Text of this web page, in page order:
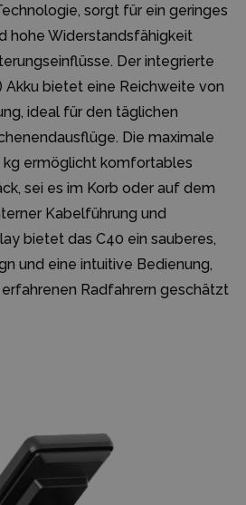
sorgt für ein geringes
hohe Widerstandsfähigkeit
Der integrierte
Akku bietet eine Reichweite von
ideal für den täglichen
Die maximale
kg ermöglicht komfortables
sei es im Korb oder auf dem
Kabelführung und
bietet das C40 ein sauberes,
und eine intuitive Bedienung,
Radfahrern geschätzt